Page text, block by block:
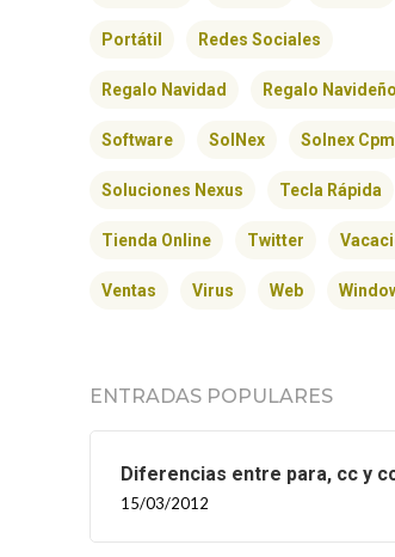
Portátil Redes Sociales
Regalo Navidad Regalo Navideño
Software SolNex Solnex Cpm
Soluciones Nexus Tecla Rápida
Tienda Online Twitter
Ventas Virus Web
ENTRADAS POPULARES
Diferencias entre para, cc y
15/03/2012